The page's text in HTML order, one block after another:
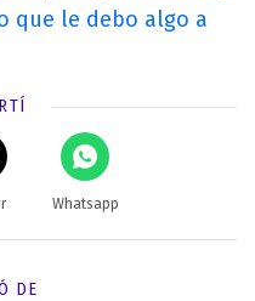
que le debo algo a
Whatsapp
DE